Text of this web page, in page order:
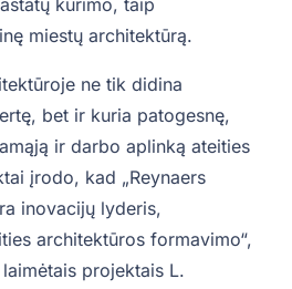
kūrimo, taip
miestų architektūrą.
ne tik didina
bet ir kuria patogesnę,
ir darbo aplinką ateities
įrodo, kad „Reynaers
inovacijų lyderis,
architektūros formavimo“,
projektais L.